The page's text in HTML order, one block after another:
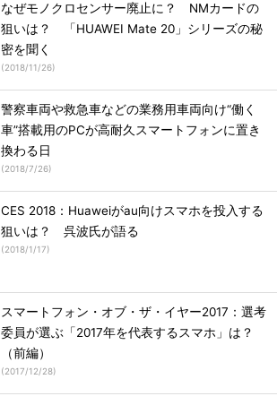
なぜモノクロセンサー廃止に？ NMカードの
狙いは？ 「HUAWEI Mate 20」シリーズの秘
密を聞く
(2018/11/26)
警察車両や救急車などの業務用車両向け“働く
車”搭載用のPCが高耐久スマートフォンに置き
換わる日
(2018/7/26)
CES 2018：Huaweiがau向けスマホを投入する
狙いは？ 呉波氏が語る
(2018/1/17)
スマートフォン・オブ・ザ・イヤー2017：選考
委員が選ぶ「2017年を代表するスマホ」は？
（前編）
(2017/12/28)